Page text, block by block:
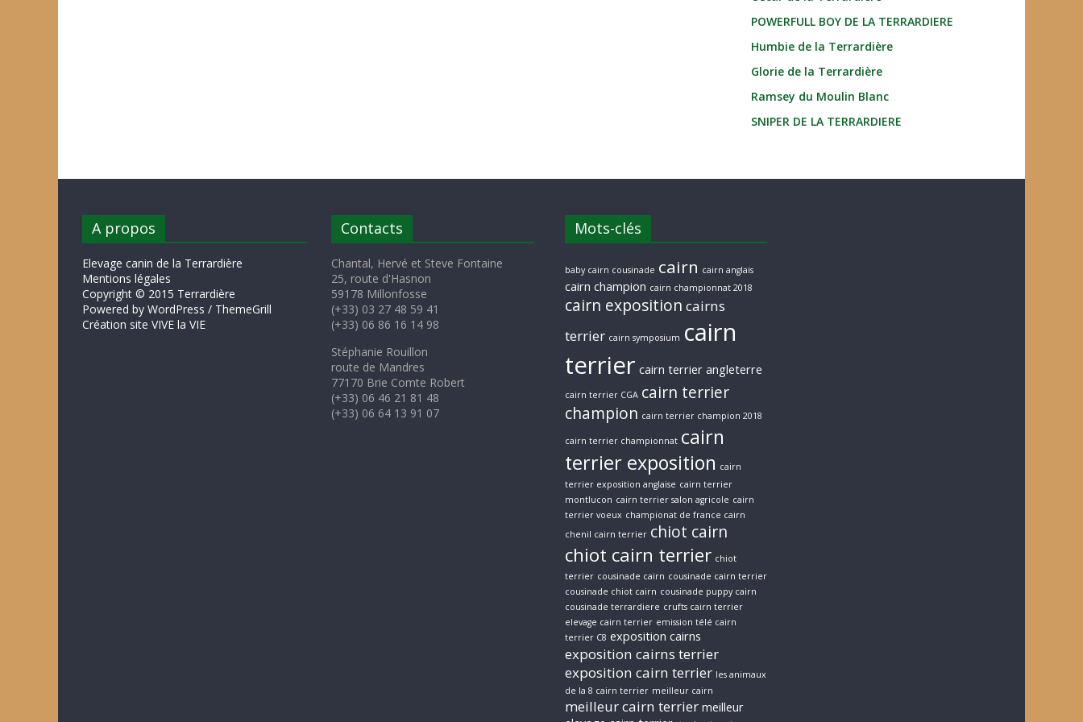
POWERFULL BOY DE LA TERRARDIERE
Humbie de la Terrardière
Glorie de la Terrardière
Ramsey du Moulin Blanc
SNIPER DE LA TERRARDIERE
A propos
Elevage canin de la Terrardière
Mentions légales
Copyright © 2015 Terrardière
Powered by WordPress / ThemeGrill
Création site VIVE la VIE
Contacts
Chantal, Hervé et Steve Fontaine
25, route d'Hasnon
59178 Millonfosse
(+33) 03 27 48 59 41
(+33) 06 86 16 14 98
Stéphanie Rouillon
route de Mandres
77170 Brie Comte Robert
(+33) 06 46 21 81 48
(+33) 06 64 13 91 07
Mots-clés
baby cairn cousinade cairn cairn anglais
cairn champion cairn championnat 2018
cairn exposition cairns
terrier cairn symposium cairn
terrier cairn terrier angleterre
cairn terrier CGA cairn terrier
champion cairn terrier champion 2018
cairn terrier championnat cairn
terrier exposition cairn
terrier exposition anglaise cairn terrier
montlucon cairn terrier salon agricole cairn
terrier voeux championat de france cairn
chenil cairn terrier chiot cairn
chiot cairn terrier chiot
terrier cousinade cairn cousinade cairn terrier
cousinade chiot cairn cousinade puppy cairn
cousinade terrardiere crufts cairn terrier
elevage cairn terrier emission télé cairn
terrier C8 exposition cairns
exposition cairns terrier
exposition cairn terrier les animaux
de la 8 cairn terrier meilleur cairn
meilleur cairn terrier meilleur